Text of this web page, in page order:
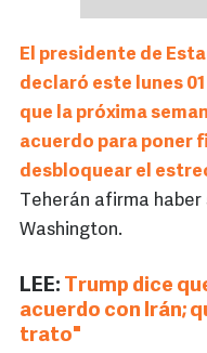
El presidente de
declaró este lunes
que la próxima
acuerdo para poner
desbloquear el
Teherán afirma haber
Washington.
LEE: Trump dice
acuerdo con Irán;
trato"